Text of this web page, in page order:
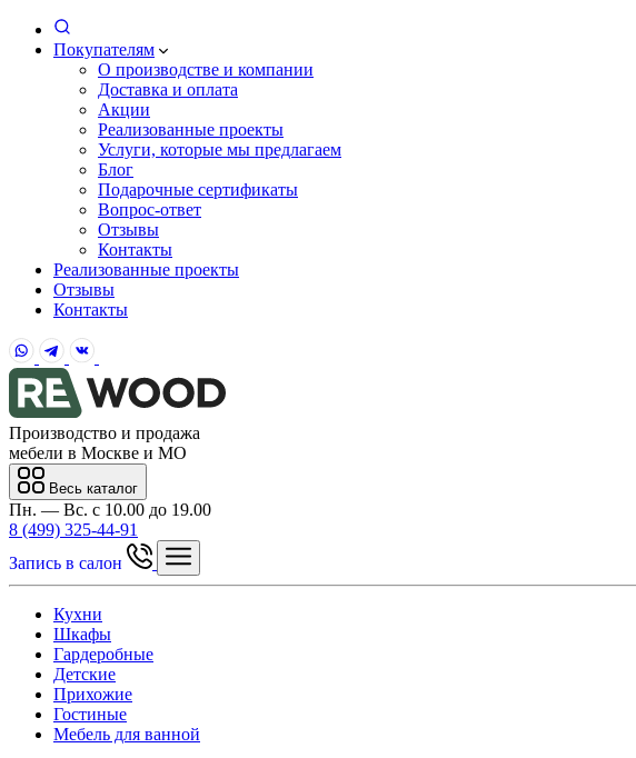
Покупателям
О производстве и компании
Доставка и оплата
Акции
Реализованные проекты
Услуги, которые мы предлагаем
Блог
Подарочные сертификаты
Вопрос-ответ
Отзывы
Контакты
Реализованные проекты
Отзывы
Контакты
Производство и продажа
мебели в Москве и МО
Весь каталог
Пн. — Вс. с 10.00 до 19.00
8 (499) 325-44-91
Запись в салон
Кухни
Шкафы
Гардеробные
Детские
Прихожие
Гостиные
Мебель для ванной